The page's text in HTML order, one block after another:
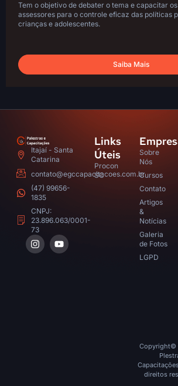
Tem o objetivo de debater o tema e capacitar
assessores para o controle eficaz das políticas
crianças e adolescentes.
Saiba Mais
Itajaí - Santa
Catarina
contato@egccapacitacoes.com.br
(47) 99656-
1835
CNPJ:
23.896.063/0001-
73
Links
Úteis
Procon
SC
Sobre
Nós
Cursos
Contato
Artigos
&
Notícias
Galeria
de Fotos
LGPD
Copyright©
direitos